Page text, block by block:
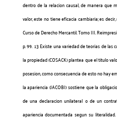
dentro de la relacion causal, de manera que
valor, este no tiene eficacia cambiaria; es decir,
Curso de Derecho Mercantil. Tomo III.
p. 99. 13 Existe una variedad de teorias de las
la propiedad (COSACK) plantea que el titulo
posesion, como consecuencia de esto no hay
la apariencia (JACOBI) sostiene que la
de una declaracion unilateral o de un
apariencia documentada segun su